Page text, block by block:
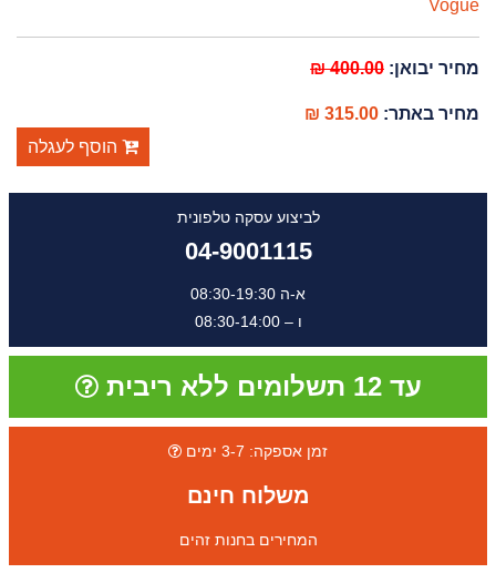
Vogue
מחיר יבואן:400.00 ₪
מחיר באתר:315.00 ₪
הוסף לעגלה
לביצוע עסקה טלפונית
04-9001115
א-ה 08:30-19:30
ו – 08:30-14:00
עד 12 תשלומים ללא ריבית
זמן אספקה: 3-7 ימים
משלוח חינם
המחירים בחנות זהים